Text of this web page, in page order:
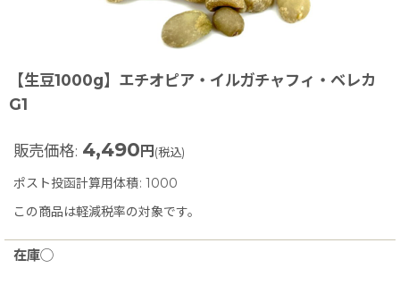
【生豆1000g】エチオピア・イルガチャフィ・ベレカ
G1
販売価格: 4,490 円 (税込)
ポスト投函計算用体積: 1000
この商品は軽減税率の対象です。
在庫◯